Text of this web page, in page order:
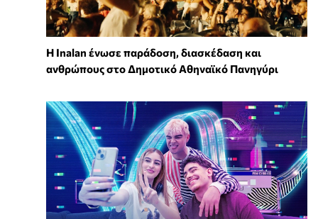
Η Inalan ένωσε παράδοση, διασκέδαση και
ανθρώπους στο Δημοτικό Αθηναϊκό Πανηγύρι